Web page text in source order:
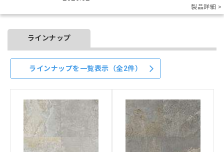
製品詳細 >
ラインナップ
ラインナップを一覧表示（全2件）